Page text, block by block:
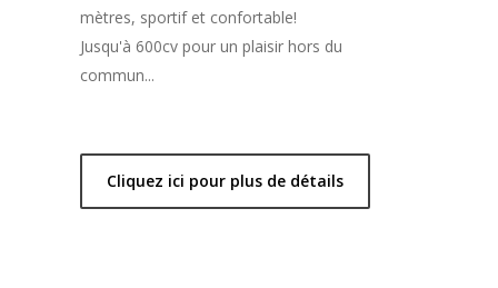
mètres, sportif et confortable!
Jusqu'à 600cv pour un plaisir hors du
commun...
Cliquez ici pour plus de détails